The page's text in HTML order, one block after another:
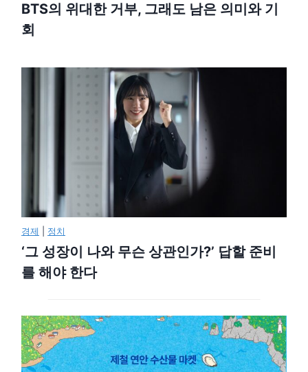
BTS의 위대한 거부, 그래도 남은 의미와 기
회
경제 정치
‘그 성장이 나와 무슨 상관인가?’ 답할 준비
를 해야 한다